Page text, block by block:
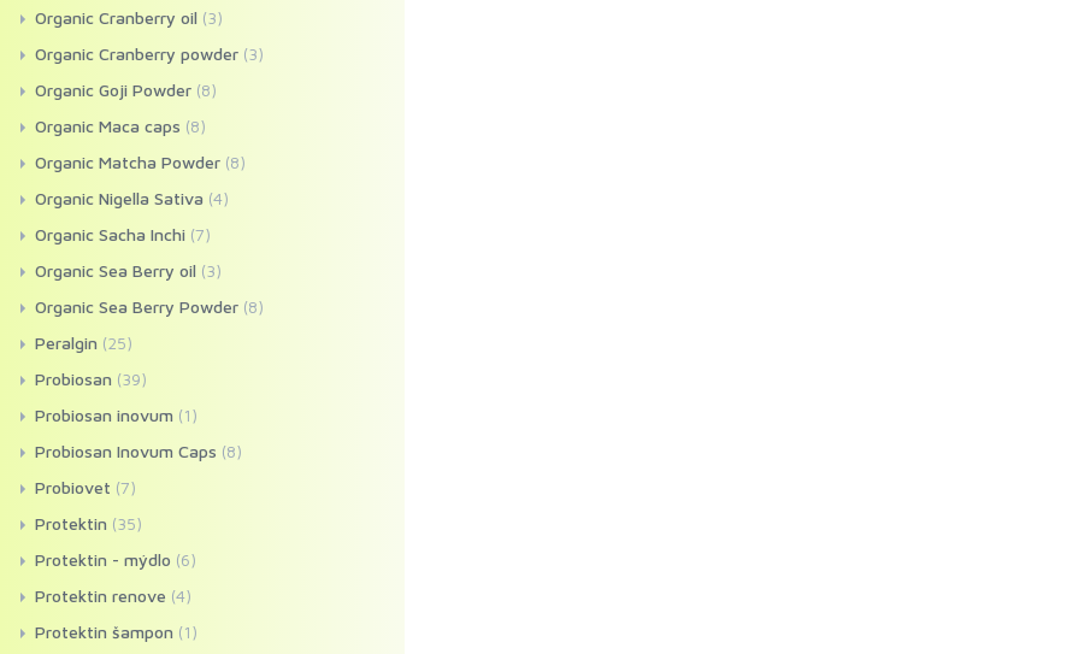
Organic Cranberry oil (3)
Organic Cranberry powder (3)
Organic Goji Powder (8)
Organic Maca caps (8)
Organic Matcha Powder (8)
Organic Nigella Sativa (4)
Organic Sacha Inchi (7)
Organic Sea Berry oil (3)
Organic Sea Berry Powder (8)
Peralgin (25)
Probiosan (39)
Probiosan inovum (1)
Probiosan Inovum Caps (8)
Probiovet (7)
Protektin (35)
Protektin - mýdlo (6)
Protektin renove (4)
Protektin šampon (1)